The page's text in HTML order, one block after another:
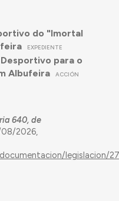
do "Imortal
EXPEDIENTE
para o
Albufeira
ACCIÓN
640, de
2026,
legislacion/